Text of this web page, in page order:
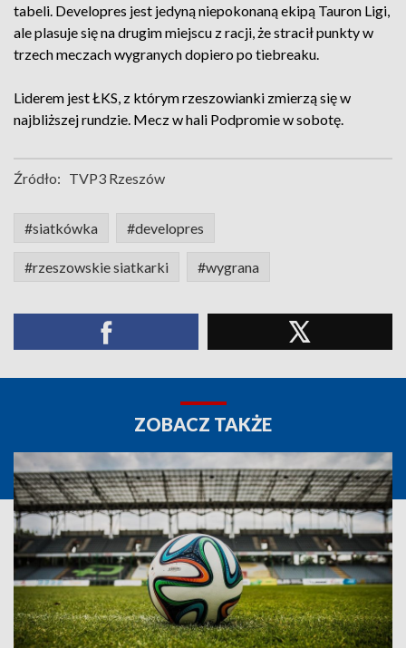
tabeli. Developres jest jedyną niepokonaną ekipą Tauron Ligi,
ale plasuje się na drugim miejscu z racji, że stracił punkty w
trzech meczach wygranych dopiero po tiebreaku.
Liderem jest ŁKS, z którym rzeszowianki zmierzą się w
najbliższej rundzie. Mecz w hali Podpromie w sobotę.
Źródło: TVP3 Rzeszów
#siatkówka #developres
#rzeszowskie siatkarki #wygrana
ZOBACZ TAKŻE